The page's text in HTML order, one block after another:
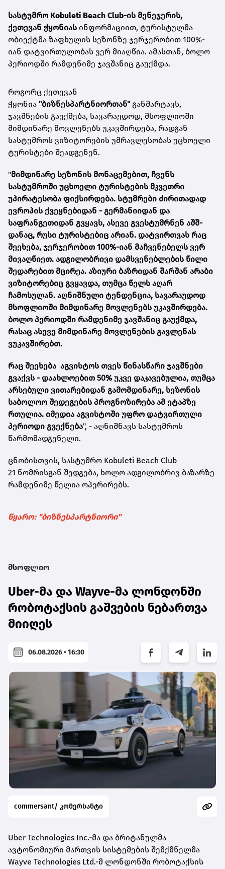
სასტუმრო Kobuleti Beach Club-ის მენეჯერის,
ქეთევან ჭყონიას ინფორმაციით, ტურისტულმა
ობიექტმა ზაფხულის სეზონზე ჯერჯერობით 100%-
იან დატვირთულობას ვერ მიაღწია. ამასთან, ბოლო
პერიოდში რამდენიმე ჯავშანიც გაუქმდა.
როგორც ქეთევან
ჭყონია "ბიზნესპარტნიორთან" განმარტავს,
ჯავშნების გაუქმება, სავარაუდოდ, მსოფლიოში
მიმდინარე მოვლენებს უკავშირდება, რადგან
სასტუმროს ვიზიტორების უმრავლესობას უცხოელი
ტურისტები შეადგენენ.
"მიმდინარე სეზონის მონაცემებით, ჩვენს
სასტუმროში უცხოელი ტურისტების მკვეთრი
უპირატესობა ფიქსირდება. სტუმრები ძირითადად
ევროპის ქვეყნებიდან - გერმანიიდან და
საფრანგეთიდან გვყავს, ასევე გვესტუმრნენ აშშ-
დანაც, რუსი ტურისტებიც არიან. დატვირთვას რაც
შეეხება, ჯერჯერობით 100%-იან მაჩვენებელს ვერ
მივაღწიეთ. ადგილობრივი დამსვენებლების წილი
შედარებით მცირეა. აზიური ბაზრიდან შარშან არაბი
ვიზიტორებიც გვყავდა, თუმცა წელს აღარ
ჩამოსულან. აღნიშნული ტენდენცია, სავარაუდოდ
მსოფლიოში მიმდინარე მოვლენებს უკავშირდება.
ბოლო პერიოდში რამდენიმე ჯავშანიც გაუქმდა,
რასაც ასევე მიმდინარე მოვლენების გავლენას
ვუკავშირებთ.
რაც შეეხება აგვისტოს თვეს წინასწარი ჯავშნები
გვაქვს - დაახლოებით 50% უკვე დაკავებულია, თუმცა
არსებული ვითარებიდან გამომდინარე, სეზონის
საბოლოო შედეგების პროგნოზირება ამ ეტაპზე
რთულია. იმედია აგვისტოში უფრო დატვირთული
პერიოდი გვექნება", - აღნიშნავს სასტუმროს
წარმომადგენელი.
ცნობისთვის, სასტუმრო Kobuleti Beach Club
21 ნომრისგან შედგება, ხოლო ადგილობრივ ბაზარზე
რამდენიმე წელია ოპერირებს.
წყარო: "ბიზნესპარტნიორი"
მსოფლიო
Uber-მა და Wayve-მა ლონდონში
რობოტაქსის გაშვების ნებართვა
მიიღეს
06.08.2026 • 16:30
commersant/ კომერსანტი
Uber Technologies Inc.-მა და ბრიტანულმა
ავტონომიური მართვის სისტემების შემქმნელმა
Wayve Technologies Ltd.-მ ლონდონში რობოტაქსის